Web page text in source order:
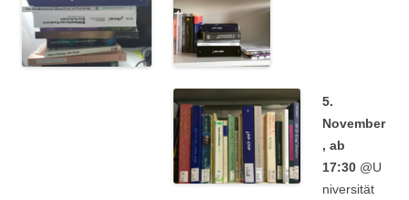
5.
November
, ab
17:30 @U
niversität